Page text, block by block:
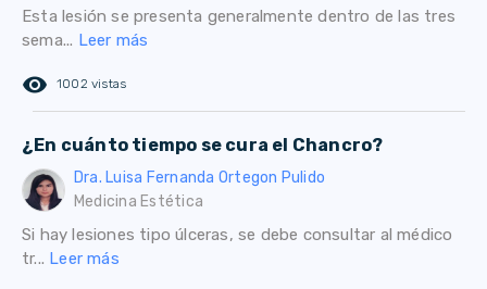
Esta lesión se presenta generalmente dentro de las tres
sema... Leer más
remove_red_eye 1002 vistas
¿En cuánto tiempo se cura el Chancro?
Dra. Luisa Fernanda Ortegon Pulido
Medicina Estética
Si hay lesiones tipo úlceras, se debe consultar al médico
tr... Leer más